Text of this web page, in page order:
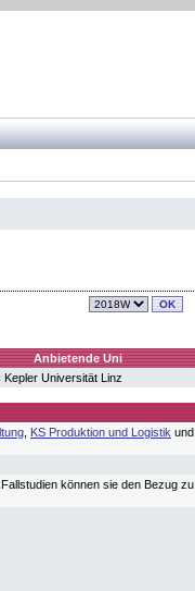
Anbietende Uni
Kepler Universität Linz
KS Produktion und Logistik und
können sie den Bezug zu